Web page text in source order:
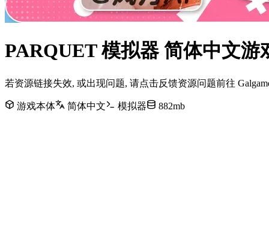
PARQUET 模拟器 简体中文游
若资源链接失效, 或出现问题, 请点击反馈资源问题前往
游戏本体 简体中文 模拟器 882mb